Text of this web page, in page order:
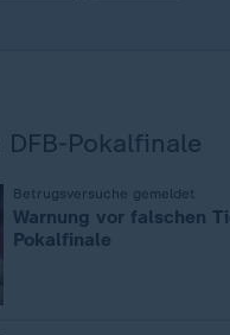
DFB-Pokalfinale
Betrugsversuche gemeldet
Warnung vor falschen
Pokalfinale